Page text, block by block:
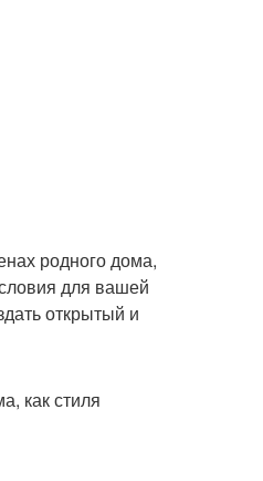
родного дома,
для вашей
открытый и
как стиля